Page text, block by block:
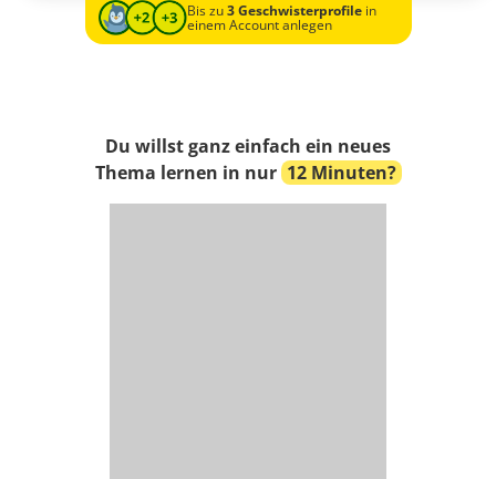
Bis zu3 Geschwisterprofilein
einem Account anlegen
Du willst ganz einfach ein neues
Thema lernen in nur 12 Minuten?